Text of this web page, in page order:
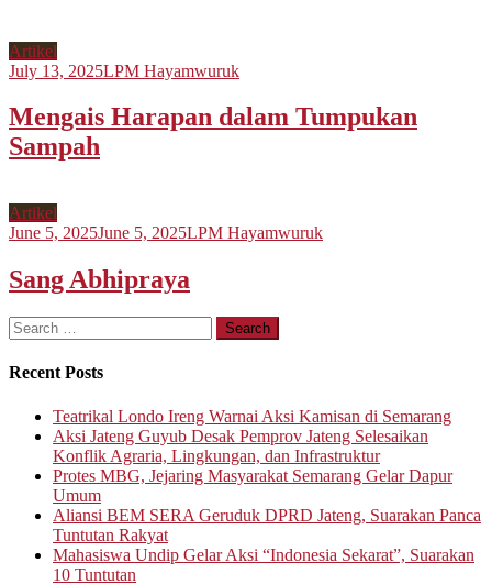
Artikel
July 13, 2025LPM Hayamwuruk
Mengais Harapan dalam Tumpukan
Sampah
Artikel
June 5, 2025June 5, 2025LPM Hayamwuruk
Sang Abhipraya
Search
for:
Recent Posts
Teatrikal Londo Ireng Warnai Aksi Kamisan di Semarang
Aksi Jateng Guyub Desak Pemprov Jateng Selesaikan
Konflik Agraria, Lingkungan, dan Infrastruktur
Protes MBG, Jejaring Masyarakat Semarang Gelar Dapur
Umum
Aliansi BEM SERA Geruduk DPRD Jateng, Suarakan Panca
Tuntutan Rakyat
Mahasiswa Undip Gelar Aksi “Indonesia Sekarat”, Suarakan
10 Tuntutan